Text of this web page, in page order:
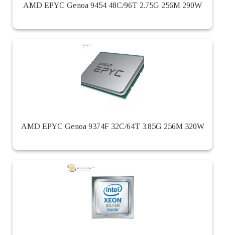
AMD EPYC Genoa 9454 48C/96T 2.75G 256M 290W
AMD EPYC Genoa 9374F 32C/64T 3.85G 256M 320W